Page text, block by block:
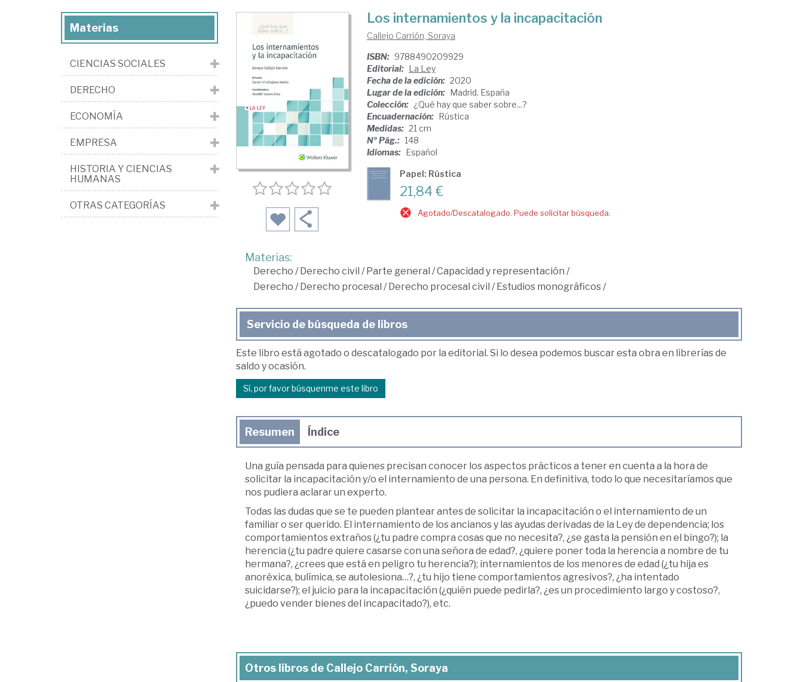
Los internamientos y la incapacitación
Callejo Carrión, Soraya
ISBN: 9788490209929
Editorial: La Ley
Fecha de la edición: 2020
Lugar de la edición: Madrid. España
Colección: ¿Qué hay que saber sobre...?
Encuadernación: Rústica
Medidas: 21 cm
Nº Pág.: 148
Idiomas: Español
Papel: Rústica
21,84 €
Agotado/Descatalogado. Puede solicitar búsqueda.
Materias:
Derecho /Derecho civil /Parte general /Capacidad y representación /
Derecho /Derecho procesal /Derecho procesal civil /Estudios monográficos/
Servicio de búsqueda de libros
Este libro está agotado o descatalogado por la editorial. Si lo desea podemos buscar esta obra en librerías de
saldo y ocasión.
Sí, por favor búsquenme este libro
Resumen Índice
Una guía pensada para quienes precisan conocer los aspectos prácticos a tener en cuenta a la hora de
solicitar la incapacitación y/o el internamiento de una persona. En definitiva, todo lo que necesitaríamos que
nos pudiera aclarar un experto.
Todas las dudas que se te pueden plantear antes de solicitar la incapacitación o el internamiento de un
familiar o ser querido. El internamiento de los ancianos y las ayudas derivadas de la Ley de dependencia; los
comportamientos extraños (¿tu padre compra cosas que no necesita?, ¿se gasta la pensión en el bingo?); la
herencia (¿tu padre quiere casarse con una señora de edad?, ¿quiere poner toda la herencia a nombre de tu
hermana?, ¿crees que está en peligro tu herencia?); internamientos de los menores de edad (¿tu hija es
anoréxica, bulímica, se autolesiona…?, ¿tu hijo tiene comportamientos agresivos?, ¿ha intentado
suicidarse?); el juicio para la incapacitación (¿quién puede pedirla?, ¿es un procedimiento largo y costoso?,
¿puedo vender bienes del incapacitado?), etc.
Otros libros de Callejo Carrión, Soraya
Materias
CIENCIAS SOCIALES
DERECHO
ECONOMÍA
EMPRESA
HISTORIA Y CIENCIAS
HUMANAS
OTRAS CATEGORÍAS